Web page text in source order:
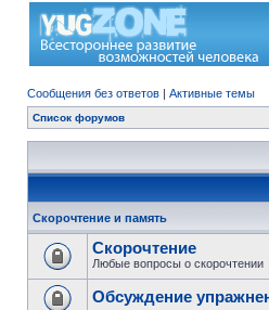
Сообщения без ответов | Активные темы
Список форумов
Скорочтение и память
Скорочтение
Любые вопросы о скорочтении
Обсуждение